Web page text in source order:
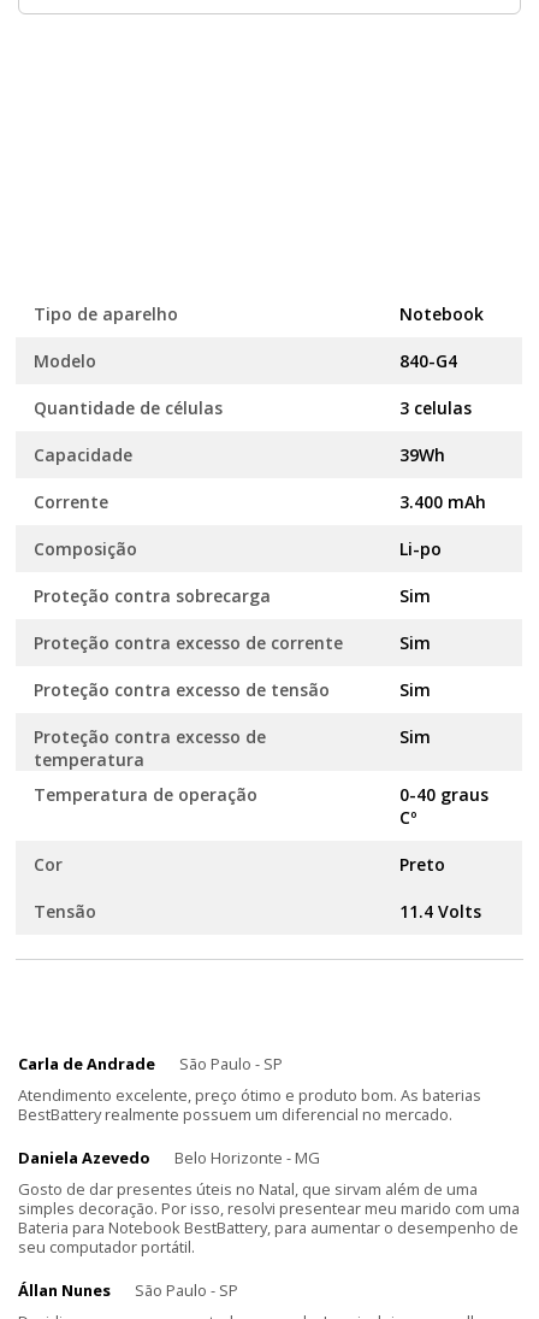
Tipo de aparelho Notebook
Modelo 840-G4
Quantidade de células 3 celulas
Capacidade 39Wh
Corrente 3.400 mAh
Composição Li-po
Proteção contra sobrecarga Sim
Proteção contra excesso de corrente Sim
Proteção contra excesso de tensão Sim
Proteção contra excesso de
temperatura
Sim
Temperatura de operação
0-40 graus
Cº
Cor Preto
Tensão 11.4 Volts
Carla de Andrade
São Paulo - SP
Atendimento excelente, preço ótimo e produto bom. As baterias
BestBattery realmente possuem um diferencial no mercado.
Daniela Azevedo
Belo Horizonte - MG
Gosto de dar presentes úteis no Natal, que sirvam além de uma
simples decoração. Por isso, resolvi presentear meu marido com uma
Bateria para Notebook BestBattery, para aumentar o desempenho de
seu computador portátil.
Állan Nunes
São Paulo - SP